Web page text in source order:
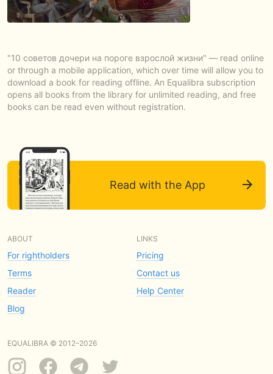
"10 советов дочери на пороге взрослой жизни" — read online
or through a mobile application, which over time will allow you to
download a book for reading offline. An Equalibra subscription
opens all books from the library for unlimited reading, and free
books can be read even without registration.
Read with the App
ABOUT
For rightholders
Terms
Reader
Blog
LINKS
Pricing
Contact us
Help Center
EQUALIBRA © 2012–2026